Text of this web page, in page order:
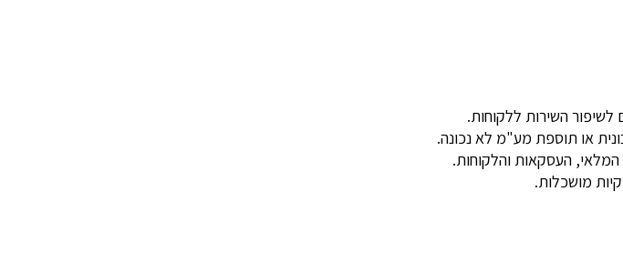
השירות ללקוחות.
או תוספת מע"מ לא נכונה.
העסקאות והלקוחות.
מושכלות.